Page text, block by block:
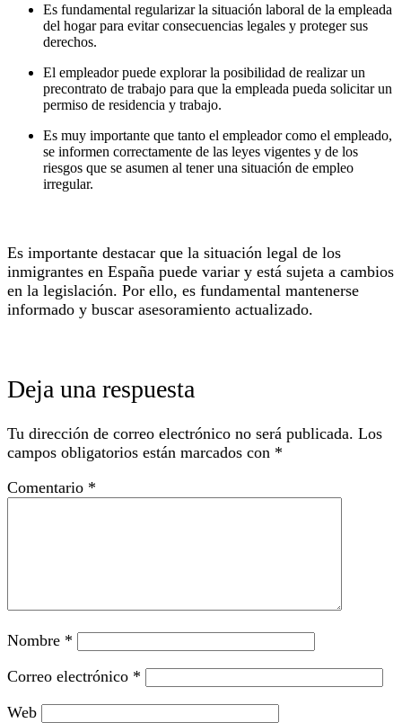
Es fundamental regularizar la situación laboral de la empleada
del hogar para evitar consecuencias legales y proteger sus
derechos.
El empleador puede explorar la posibilidad de realizar un
precontrato de trabajo para que la empleada pueda solicitar un
permiso de residencia y trabajo.
Es muy importante que tanto el empleador como el empleado,
se informen correctamente de las leyes vigentes y de los
riesgos que se asumen al tener una situación de empleo
irregular.
Es importante destacar que la situación legal de los
inmigrantes en España puede variar y está sujeta a cambios
en la legislación. Por ello, es fundamental mantenerse
informado y buscar asesoramiento actualizado.
Deja una respuesta
Tu dirección de correo electrónico no será publicada. Los
campos obligatorios están marcados con *
Comentario *
Nombre *
Correo electrónico *
Web